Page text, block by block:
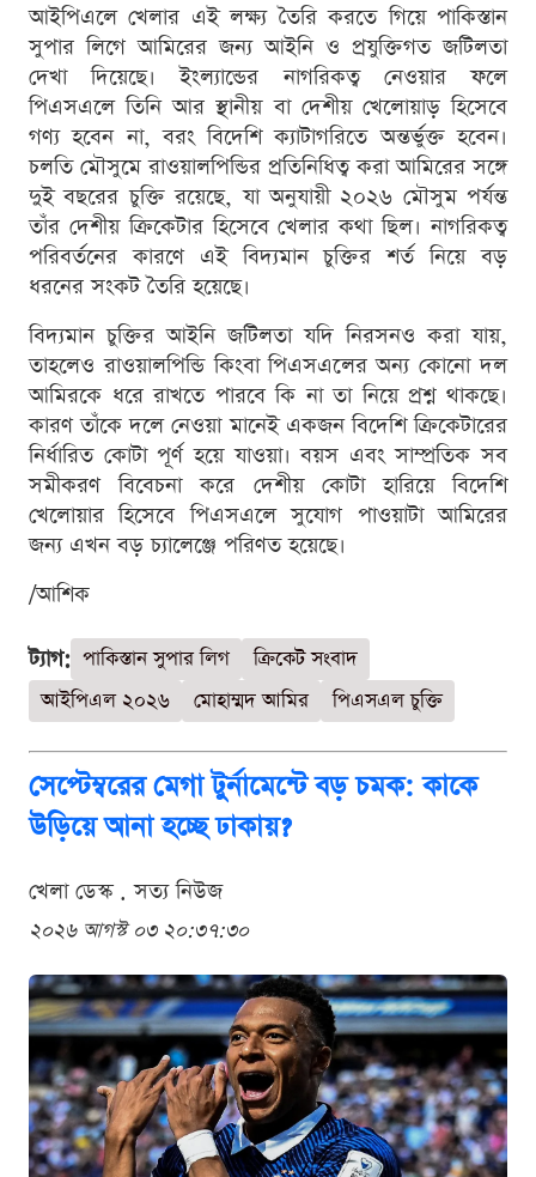
আইপিএলে খেলার এই লক্ষ্য তৈরি করতে গিয়ে পাকিস্তান
সুপার লিগে আমিরের জন্য আইনি ও প্রযুক্তিগত জটিলতা
দেখা দিয়েছে। ইংল্যান্ডের নাগরিকত্ব নেওয়ার ফলে
পিএসএলে তিনি আর স্থানীয় বা দেশীয় খেলোয়াড় হিসেবে
গণ্য হবেন না, বরং বিদেশি ক্যাটাগরিতে অন্তর্ভুক্ত হবেন।
চলতি মৌসুমে রাওয়ালপিন্ডির প্রতিনিধিত্ব করা আমিরের সঙ্গে
দুই বছরের চুক্তি রয়েছে, যা অনুযায়ী ২০২৬ মৌসুম পর্যন্ত
তাঁর দেশীয় ক্রিকেটার হিসেবে খেলার কথা ছিল। নাগরিকত্ব
পরিবর্তনের কারণে এই বিদ্যমান চুক্তির শর্ত নিয়ে বড়
ধরনের সংকট তৈরি হয়েছে।
বিদ্যমান চুক্তির আইনি জটিলতা যদি নিরসনও করা যায়,
তাহলেও রাওয়ালপিন্ডি কিংবা পিএসএলের অন্য কোনো দল
আমিরকে ধরে রাখতে পারবে কি না তা নিয়ে প্রশ্ন থাকছে।
কারণ তাঁকে দলে নেওয়া মানেই একজন বিদেশি ক্রিকেটারের
নির্ধারিত কোটা পূর্ণ হয়ে যাওয়া। বয়স এবং সাম্প্রতিক সব
সমীকরণ বিবেচনা করে দেশীয় কোটা হারিয়ে বিদেশি
খেলোয়ার হিসেবে পিএসএলে সুযোগ পাওয়াটা আমিরের
জন্য এখন বড় চ্যালেঞ্জে পরিণত হয়েছে।
/আশিক
ট্যাগ: পাকিস্তান সুপার লিগ
ক্রিকেট সংবাদ
আইপিএল ২০২৬
মোহাম্মদ আমির পিএসএল চুক্তি
সেপ্টেম্বরের মেগা টুর্নামেন্টে বড় চমক: কাকে
উড়িয়ে আনা হচ্ছে ঢাকায়?
খেলা ডেস্ক . সত্য নিউজ
২০২৬ আগস্ট ০৩ ২০:৩৭:৩০